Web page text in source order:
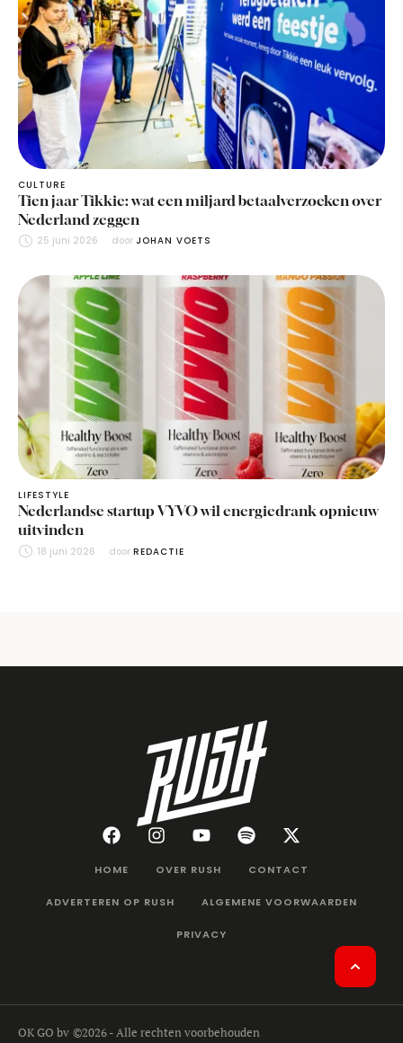
CULTURE
Tien jaar Tikkie: wat een miljard betaalverzoeken over
Nederland zeggen
25 juni 2026 door JOHAN VOETS
LIFESTYLE
Nederlandse startup VYVO wil energiedrank opnieuw
uitvinden
18 juni 2026 door REDACTIE
HOME OVER RUSH CONTACT
ADVERTEREN OP RUSH ALGEMENE VOORWAARDEN
PRIVACY
OK GO bv ©2026 - Alle rechten voorbehouden